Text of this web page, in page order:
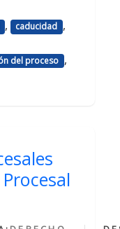
, caducidad ,
del proceso ,